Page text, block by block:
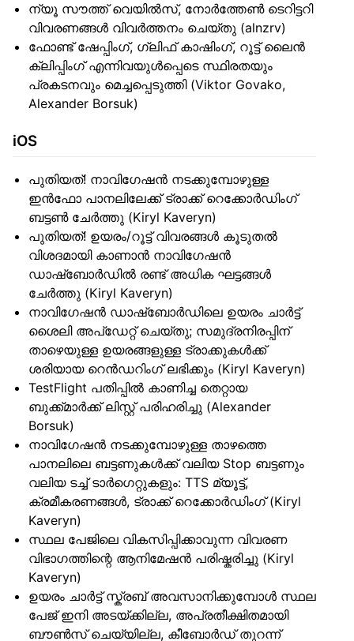
ന്യൂ സൗത്ത് വെയിൽസ്, നോർത്തേൺ ടെറിട്ടറി
വിവരണങ്ങൾ വിവർത്തനം ചെയ്തു (alnzrv)
ഫോണ്ട് ഷേപ്പിംഗ്, ഗ്ലിഫ് കാഷിംഗ്, റൂട്ട് ലൈൻ
ക്ലിപ്പിംഗ് എന്നിവയുൾപ്പെടെ സ്ഥിരതയും
പ്രകടനവും മെച്ചപ്പെടുത്തി (Viktor Govako,
Alexander Borsuk)
iOS
പുതിയത്! നാവിഗേഷൻ നടക്കുമ്പോഴുള്ള
ഇൻഫോ പാനലിലേക്ക് ട്രാക്ക് റെക്കോർഡിംഗ്
ബട്ടൺ ചേർത്തു (Kiryl Kaveryn)
പുതിയത്! ഉയരം/റൂട്ട് വിവരങ്ങൾ കൂടുതൽ
വിശദമായി കാണാൻ നാവിഗേഷൻ
ഡാഷ്ബോർഡിൽ രണ്ട് അധിക ഘട്ടങ്ങൾ
ചേർത്തു (Kiryl Kaveryn)
നാവിഗേഷൻ ഡാഷ്ബോർഡിലെ ഉയരം ചാർട്ട്
ശൈലി അപ്ഡേറ്റ് ചെയ്തു; സമുദ്രനിരപ്പിന്
താഴെയുള്ള ഉയരങ്ങളുള്ള ട്രാക്കുകൾക്ക്
ശരിയായ റെൻഡറിംഗ് ലഭിക്കും (Kiryl Kaveryn)
TestFlight പതിപ്പിൽ കാണിച്ച തെറ്റായ
ബുക്ക്മാർക്ക് ലിസ്റ്റ് പരിഹരിച്ചു (Alexander
Borsuk)
നാവിഗേഷൻ നടക്കുമ്പോഴുള്ള താഴത്തെ
പാനലിലെ ബട്ടണുകൾക്ക് വലിയ Stop ബട്ടണും
വലിയ ടച്ച് ടാർഗെറ്റുകളും: TTS മ്യൂട്ട്,
ക്രമീകരണങ്ങൾ, ട്രാക്ക് റെക്കോർഡിംഗ് (Kiryl
Kaveryn)
സ്ഥല പേജിലെ വികസിപ്പിക്കാവുന്ന വിവരണ
വിഭാഗത്തിന്റെ ആനിമേഷൻ പരിഷ്കരിച്ചു (Kiryl
Kaveryn)
ഉയരം ചാർട്ട് സ്ക്രബ് അവസാനിക്കുമ്പോൾ സ്ഥല
പേജ് ഇനി അടയ്ക്കില്ല, അപ്രതീക്ഷിതമായി
ബൗൺസ് ചെയ്യില്ല, കീബോർഡ് തുറന്ന്